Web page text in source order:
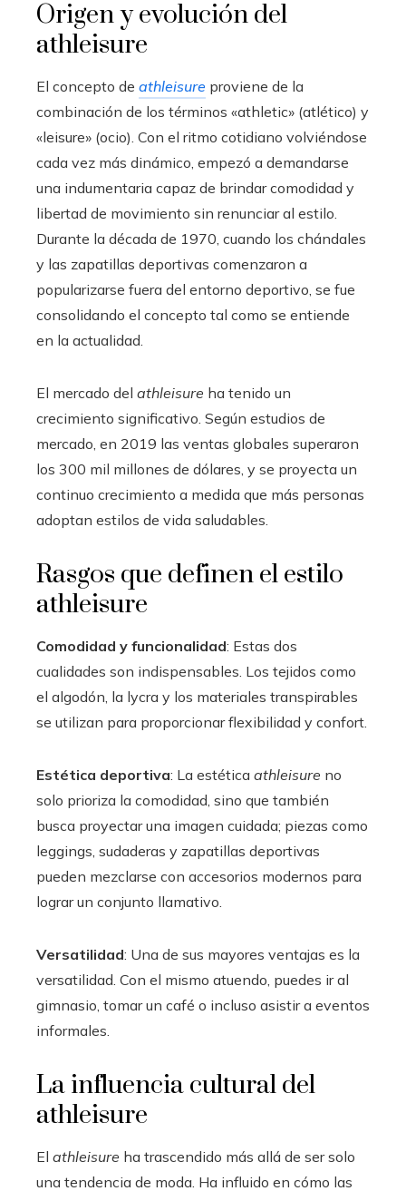
Origen y evolución del
athleisure
El concepto de athleisure proviene de la
combinación de los términos «athletic» (atlético) y
«leisure» (ocio). Con el ritmo cotidiano volviéndose
cada vez más dinámico, empezó a demandarse
una indumentaria capaz de brindar comodidad y
libertad de movimiento sin renunciar al estilo.
Durante la década de 1970, cuando los chándales
y las zapatillas deportivas comenzaron a
popularizarse fuera del entorno deportivo, se fue
consolidando el concepto tal como se entiende
en la actualidad.
El mercado del athleisure ha tenido un
crecimiento significativo. Según estudios de
mercado, en 2019 las ventas globales superaron
los 300 mil millones de dólares, y se proyecta un
continuo crecimiento a medida que más personas
adoptan estilos de vida saludables.
Rasgos que definen el estilo
athleisure
Comodidad y funcionalidad: Estas dos
cualidades son indispensables. Los tejidos como
el algodón, la lycra y los materiales transpirables
se utilizan para proporcionar flexibilidad y confort.
Estética deportiva: La estética athleisure no
solo prioriza la comodidad, sino que también
busca proyectar una imagen cuidada; piezas como
leggings, sudaderas y zapatillas deportivas
pueden mezclarse con accesorios modernos para
lograr un conjunto llamativo.
Versatilidad: Una de sus mayores ventajas es la
versatilidad. Con el mismo atuendo, puedes ir al
gimnasio, tomar un café o incluso asistir a eventos
informales.
La influencia cultural del
athleisure
El athleisure ha trascendido más allá de ser solo
una tendencia de moda. Ha influido en cómo las